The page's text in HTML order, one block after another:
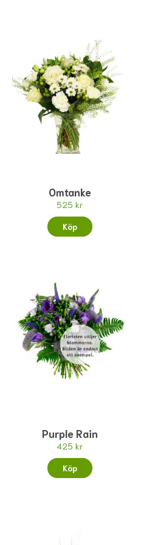
Omtanke
525 kr
Köp
Purple Rain
425 kr
Köp